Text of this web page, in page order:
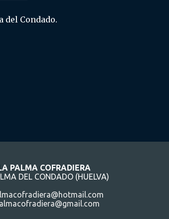
del Condado.
PALMA COFRADIERA
DEL CONDADO (HUELVA)